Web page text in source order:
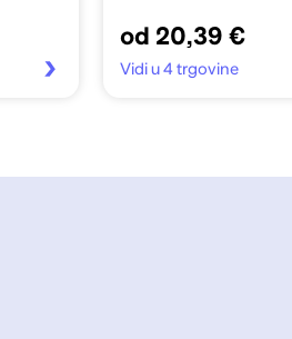
od 20,39 €
Vidi u 4 trgovine